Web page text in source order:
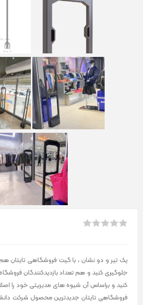
یک تیر و دو نشان ، با گیت فروشگاهی تایتان
جلوگیری کنید و هم تعداد بازدیدکنندگان
کنید و براساس آن شیوه های مدیریتی خود را
فروشگاهی تایتان جدیدترین محصول شرکت دانش